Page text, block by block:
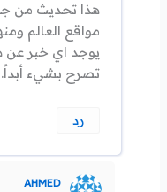
هذا تحديث من
مواقع العالم
يوجد اي خبر عن
تصرح بشيء أبداً.
رد
AHMED